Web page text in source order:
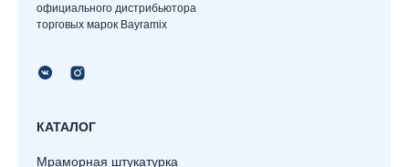
официального дистрибьютора
торговых марок Bayramix
КАТАЛОГ
Мраморная штукатурка